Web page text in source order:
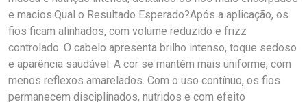
e macios.Qual o Resultado Esperado?Após a aplicação, os
fios ficam alinhados, com volume reduzido e frizz
controlado. O cabelo apresenta brilho intenso, toque sedoso
e aparência saudável. A cor se mantém mais uniforme, com
menos reflexos amarelados. Com o uso contínuo, os fios
permanecem disciplinados, nutridos e com efeito